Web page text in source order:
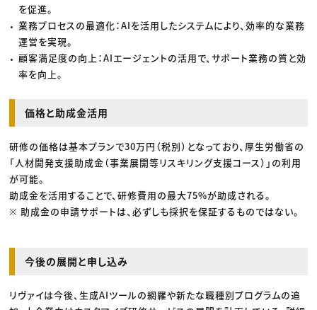
を促進。
業務プロセスの最適化：AIを活用したシステムにより、効率的な業務
運営を実現。
顧客満足度の向上：AIエージェントの活用で、サポート業務の質と効
率を向上。
価格と助成金活用
研修の価格は基本プランで30万円（税別）となっており、厚生労働省の
「人材開発支援助成金（事業展開等リスキリング支援コース）」の利用
が可能。
助成金を活用することで、研修費用の最大75%が助成される。
※ 助成金の申請サポートは、必ずしも採択を保証するものではない。
今後の展開と申し込み
リヴァイは今後、生成AIツールの網羅や新たな職種別プログラムの追